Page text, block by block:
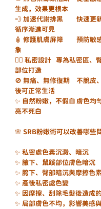
生成，效果更根本
💨 加速代謝排黑	快速更新皮膚，粉嫩感
循序漸進可見
🧴 修護肌膚屏障	預防敏感、避免反黑現
象
🧖‍♀️ 私密設計	專為私密區、臀部、腋下等細緻
部位打造
🚫 無痛、無修復期	不脫皮、不結痂，療程
後可正常生活
✨ 自然粉嫩，不假白	膚色均勻提亮，自然透
亮不死白
🌸 SRB粉嫩術可以改善哪些
✨ 私密處色素沉澱、暗沉
✨ 腋下、鼠蹊部位膚色暗沉
✨ 胯下、臀部暗沉與摩擦色
✨ 產後私密處色變
✨ 因摩擦、刮除毛髮後造成
✨ 局部膚色不均，影響美感